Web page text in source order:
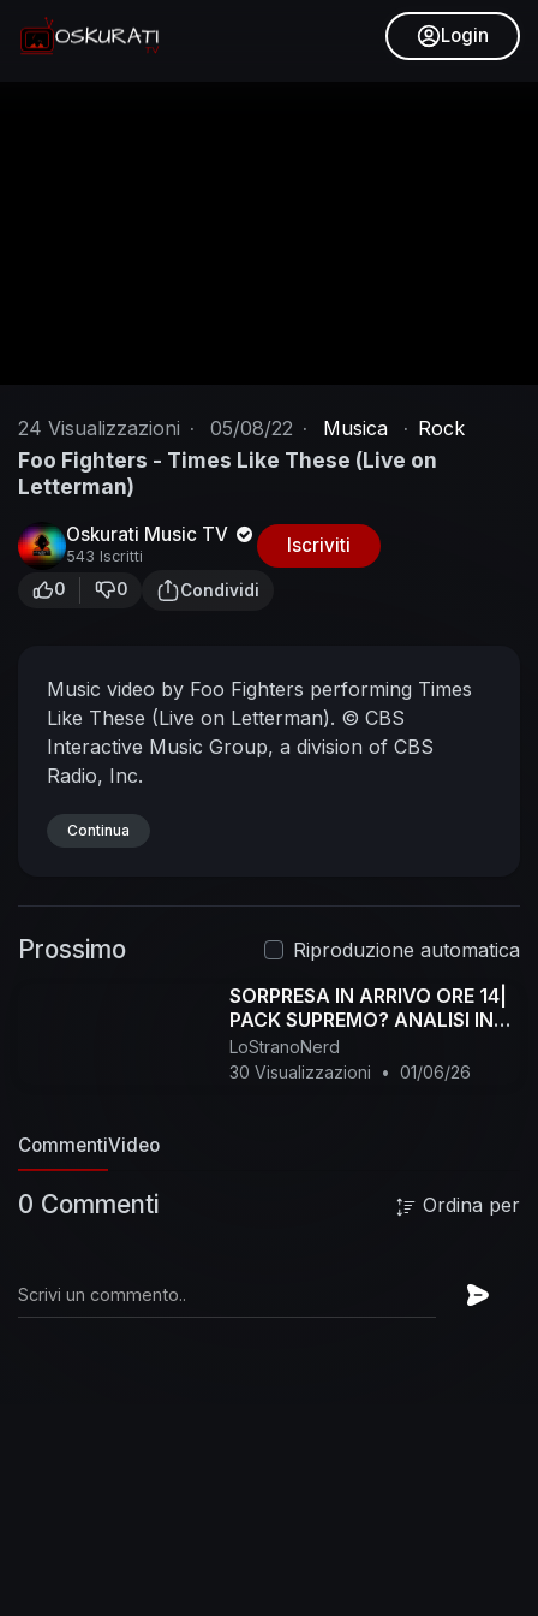
Login
24 Visualizzazioni · 05/08/22 · Musica · Rock
Foo Fighters - Times Like These (Live on
Letterman)
Oskurati Music TV
543 Iscritti Iscriviti
0 0 Condividi
Music video by Foo Fighters performing Times
Like These (Live on Letterman). © CBS
Interactive Music Group, a division of CBS
Radio, Inc.
Continua
Prossimo
Riproduzione automatica
SORPRESA IN ARRIVO ORE 14|
PACK SUPREMO? ANALISI IN
LIVE!
LoStranoNerd
30 Visualizzazioni
• 01/06/26
CommentiVideo
0 Commenti Ordina per